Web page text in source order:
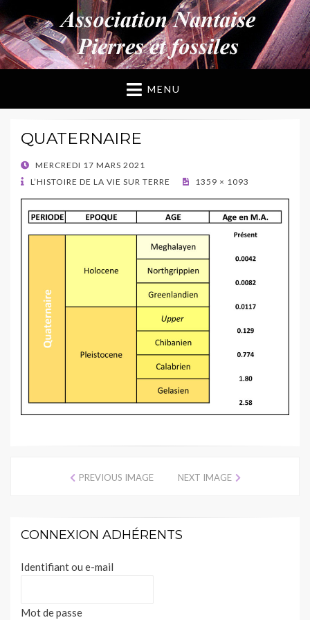
ANPF
Association Nantaise Pierres et Fossiles
MENU
QUATERNAIRE
POSTED
ON
MERCREDI 17 MARS 2021
L’HISTOIRE DE LA VIE SUR TERRE
1359 × 1093
PREVIOUS IMAGE NEXT IMAGE
CONNEXION ADHÉRENTS
Identifiant ou e-mail
Mot de passe